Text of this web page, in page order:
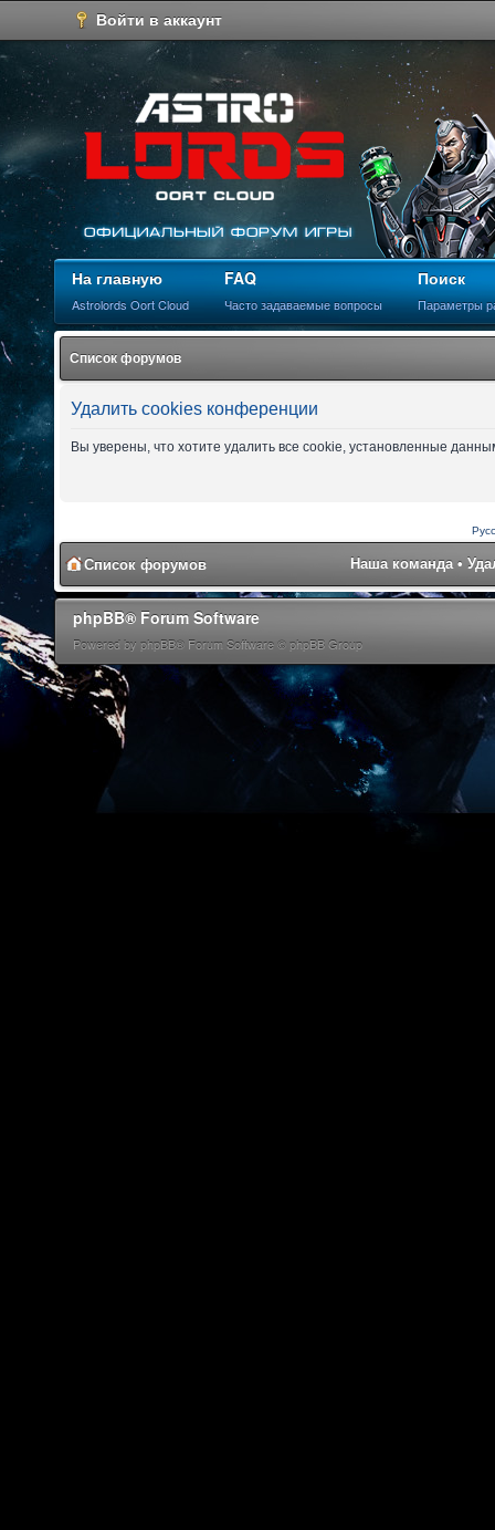
Войти в аккаунт
На главную
Astrolords Oort Cloud
FAQ
Часто задаваемые вопросы
Поиск
Параметры
Список форумов
Удалить cookies конференции
Вы уверены, что хотите удалить все cookie, установленные
Список форумов Наша команда•
phpBB® Forum Software
Powered by phpBB® Forum Software © phpBB Group